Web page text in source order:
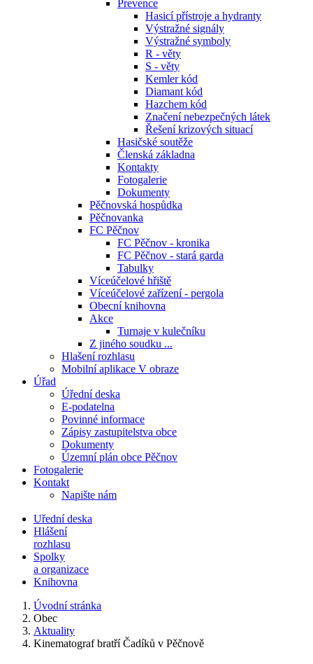
Prevence
Hasicí přístroje a hydranty
Výstražné signály
Výstražné symboly
R - věty
S - věty
Kemler kód
Diamant kód
Hazchem kód
Značení nebezpečných látek
Řešení krizových situací
Hasičské soutěže
Členská základna
Kontakty
Fotogalerie
Dokumenty
Pěčnovská hospůdka
Pěčnovanka
FC Pěčnov
FC Pěčnov - kronika
FC Pěčnov - stará garda
Tabulky
Víceúčelové hřiště
Víceúčelové zařízení - pergola
Obecní knihovna
Akce
Turnaje v kulečníku
Z jiného soudku ...
Hlašení rozhlasu
Mobilní aplikace V obraze
Úřad
Úřední deska
E-podatelna
Povinné informace
Zápisy zastupitelstva obce
Dokumenty
Územní plán obce Pěčnov
Fotogalerie
Kontakt
Napište nám
Uřední deska
Hlášení
rozhlasu
Spolky
a organizace
Knihovna
Úvodní stránka
Obec
Aktuality
Kinematograf bratří Čadíků v Pěčnově